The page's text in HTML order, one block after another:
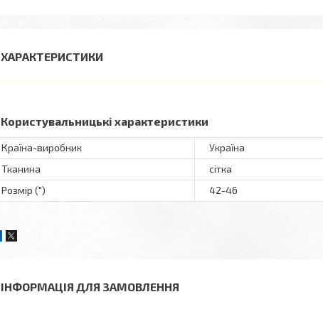
ХАРАКТЕРИСТИКИ
Користувальницькі характеристики
Країна-виробник
Україна
Тканина
сітка
Розмір (")
42-46
ІНФОРМАЦІЯ ДЛЯ ЗАМОВЛЕННЯ